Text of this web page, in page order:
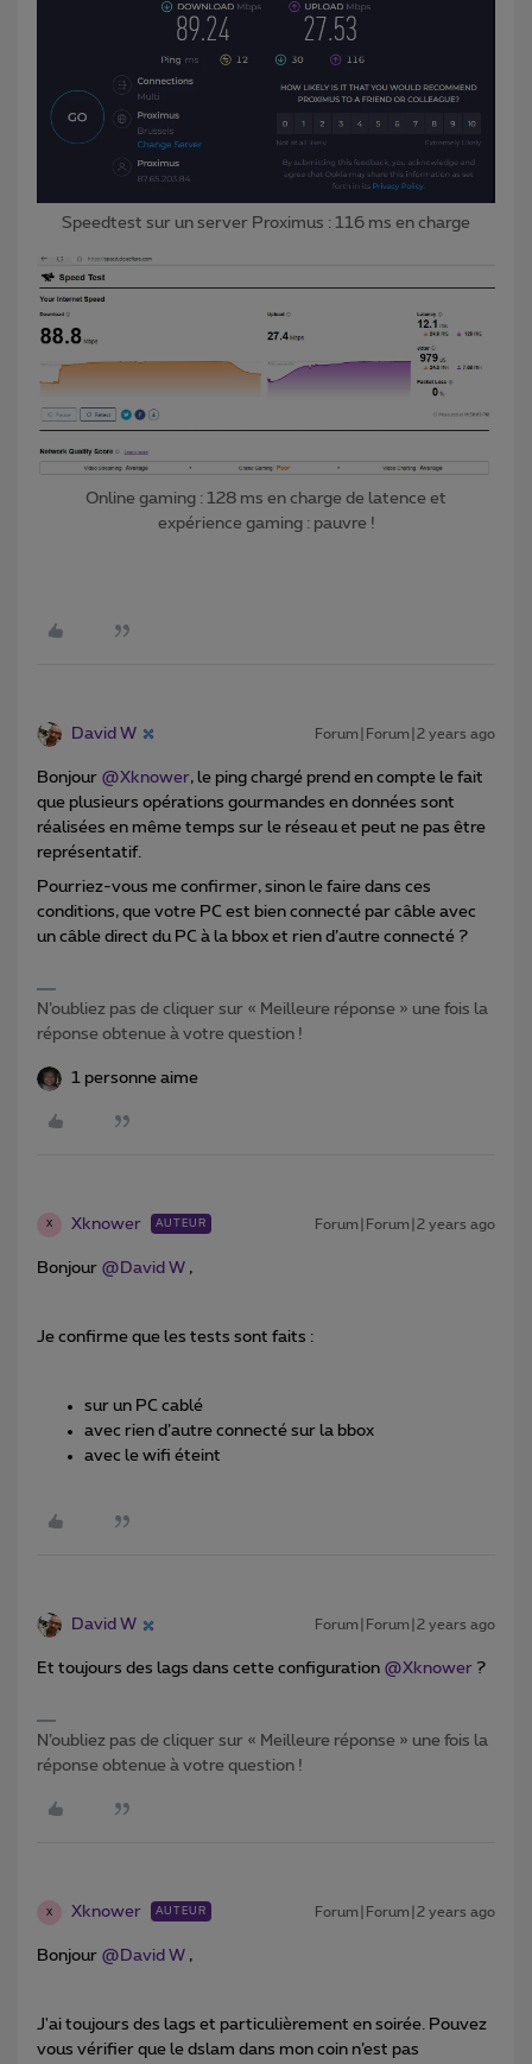
Speedtest sur un server Proximus : 116 ms en charge
Online gaming : 128 ms en charge de latence et
expérience gaming : pauvre !
David W Forum|Forum|2 years ago
Bonjour @Xknower, le ping chargé prend en compte le fait
que plusieurs opérations gourmandes en données sont
réalisées en même temps sur le réseau et peut ne pas être
représentatif.
Pourriez-vous me confirmer, sinon le faire dans ces
conditions, que votre PC est bien connecté par câble avec
un câble direct du PC à la bbox et rien d’autre connecté ?
N’oubliez pas de cliquer sur « Meilleure réponse » une fois la
réponse obtenue à votre question !
1 personne aime
X Xknower AUTEUR Forum|Forum|2 years ago
Bonjour @David W ,
Je confirme que les tests sont faits :
sur un PC cablé
avec rien d’autre connecté sur la bbox
avec le wifi éteint
David W Forum|Forum|2 years ago
Et toujours des lags dans cette configuration @Xknower ?
N’oubliez pas de cliquer sur « Meilleure réponse » une fois la
réponse obtenue à votre question !
X Xknower AUTEUR Forum|Forum|2 years ago
Bonjour @David W ,
J'ai toujours des lags et particulièrement en soirée. Pouvez
vous vérifier que le dslam dans mon coin n’est pas